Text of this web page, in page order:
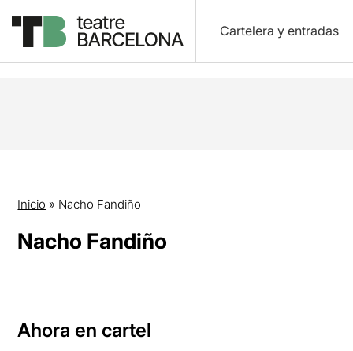
Cartelera y entradas
Inicio » Nacho Fandiño
Nacho Fandiño
Ahora en cartel